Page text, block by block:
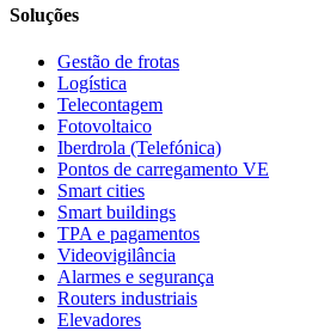
Soluções
Gestão de frotas
Logística
Telecontagem
Fotovoltaico
Iberdrola (Telefónica)
Pontos de carregamento VE
Smart cities
Smart buildings
TPA e pagamentos
Videovigilância
Alarmes e segurança
Routers industriais
Elevadores